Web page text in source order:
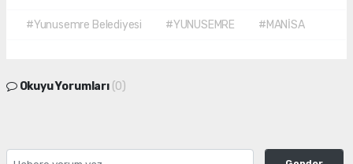
#Yunusemre Belediyesi #YUNUSEMRE #MANİSA
Okuyu Yorumları (0)